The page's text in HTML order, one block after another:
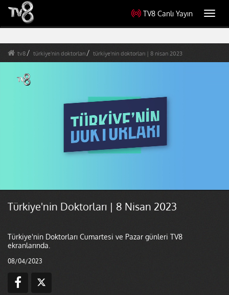
TV8 Canlı Yayın
tv8 türkiye'nin doktorları türkiye'nin doktorları | 8 nisan 2023
Türkiye'nin Doktorları | 8 Nisan 2023
Türkiye'nin Doktorları Cumartesi ve Pazar günleri TV8
ekranlarında.
08/04/2023